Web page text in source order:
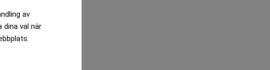
av
val när